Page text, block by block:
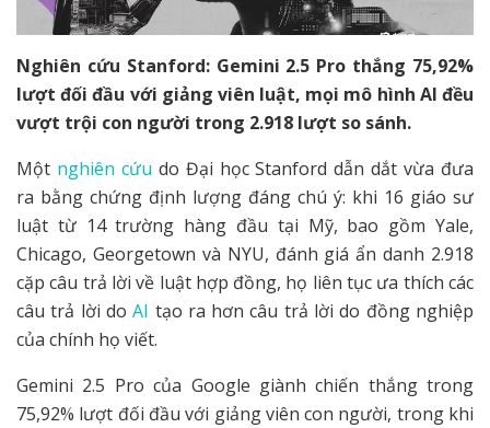
Nghiên cứu Stanford: Gemini 2.5 Pro thắng 75,92%
lượt đối đầu với giảng viên luật, mọi mô hình AI đều
vượt trội con người trong 2.918 lượt so sánh.
Một nghiên cứu do Đại học Stanford dẫn dắt vừa đưa
ra bằng chứng định lượng đáng chú ý: khi 16 giáo sư
luật từ 14 trường hàng đầu tại Mỹ, bao gồm Yale,
Chicago, Georgetown và NYU, đánh giá ẩn danh 2.918
cặp câu trả lời về luật hợp đồng, họ liên tục ưa thích các
câu trả lời doAI tạo ra hơn câu trả lời do đồng nghiệp
của chính họ viết.
Gemini 2.5 Pro của Google giành chiến thắng trong
75,92% lượt đối đầu với giảng viên con người, trong khi